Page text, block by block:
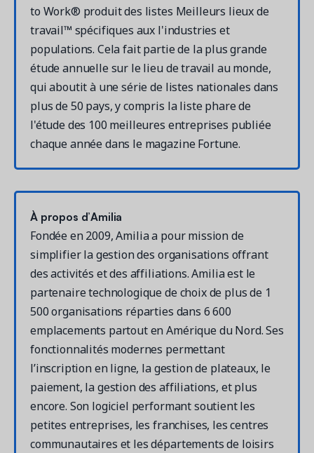
to Work® produit des listes Meilleurs lieux de
travail™ spécifiques aux l'industries et
populations. Cela fait partie de la plus grande
étude annuelle sur le lieu de travail au monde,
qui aboutit à une série de listes nationales dans
plus de 50 pays, y compris la liste phare de
l'étude des 100 meilleures entreprises publiée
chaque année dans le magazine Fortune.
À propos d’Amilia
Fondée en 2009, Amilia a pour mission de
simplifier la gestion des organisations offrant
des activités et des affiliations. Amilia est le
partenaire technologique de choix de plus de 1
500 organisations réparties dans 6 600
emplacements partout en Amérique du Nord. Ses
fonctionnalités modernes permettant
l’inscription en ligne, la gestion de plateaux, le
paiement, la gestion des affiliations, et plus
encore. Son logiciel performant soutient les
petites entreprises, les franchises, les centres
communautaires et les départements de loisirs